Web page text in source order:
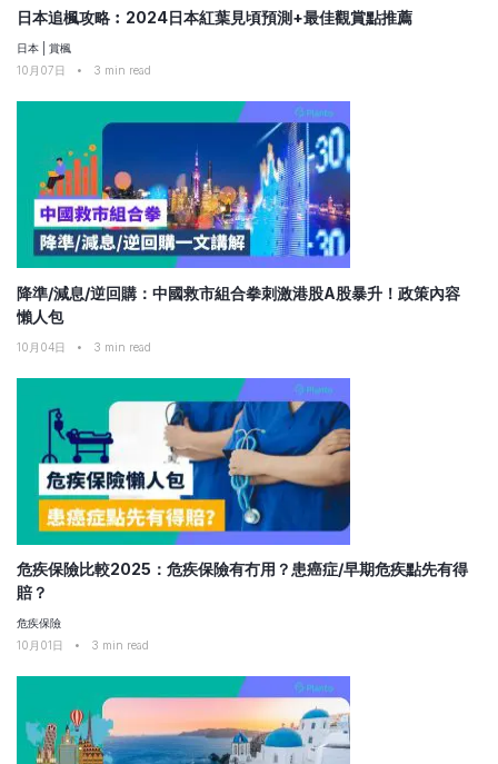
日本追楓攻略︰2024日本紅葉見頃預測+最佳觀賞點推薦
日本
賞楓
10月07日
• 3 min read
降準/減息/逆回購：中國救市組合拳刺激港股A股暴升！政策內容
懶人包
10月04日 • 3 min read
危疾保險比較2025：危疾保險有冇用？患癌症/早期危疾點先有得
賠？
危疾保險
10月01日
• 3 min read